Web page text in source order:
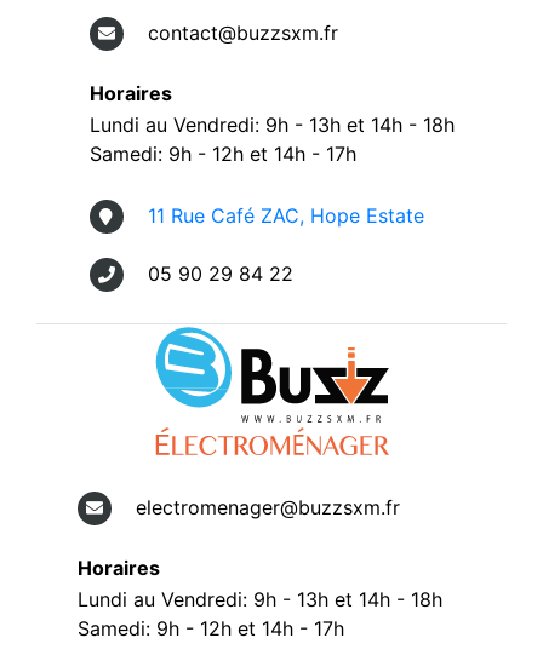
contact@buzzsxm.fr
Horaires
Lundi au Vendredi: 9h - 13h et 14h - 18h
Samedi: 9h - 12h et 14h - 17h
11 Rue Café ZAC, Hope Estate
05 90 29 84 22
electromenager@buzzsxm.fr
Horaires
Lundi au Vendredi: 9h - 13h et 14h - 18h
Samedi: 9h - 12h et 14h - 17h